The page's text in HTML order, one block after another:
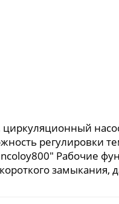
регулировки
Рабочие
замыкания,